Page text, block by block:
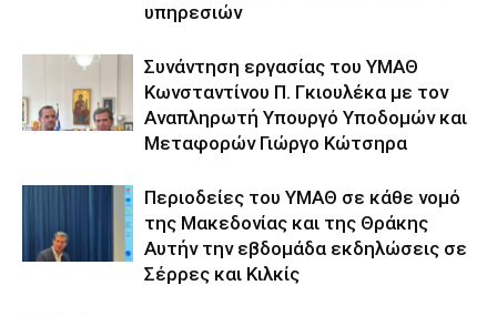
υπηρεσιών
Συνάντηση εργασίας του ΥΜΑΘ
Κωνσταντίνου Π. Γκιουλέκα με τον
Αναπληρωτή Υπουργό Υποδομών και
Μεταφορών Γιώργο Κώτσηρα
Περιοδείες του ΥΜΑΘ σε κάθε νομό
της Μακεδονίας και της Θράκης
Αυτήν την εβδομάδα εκδηλώσεις σε
Σέρρες και Κιλκίς